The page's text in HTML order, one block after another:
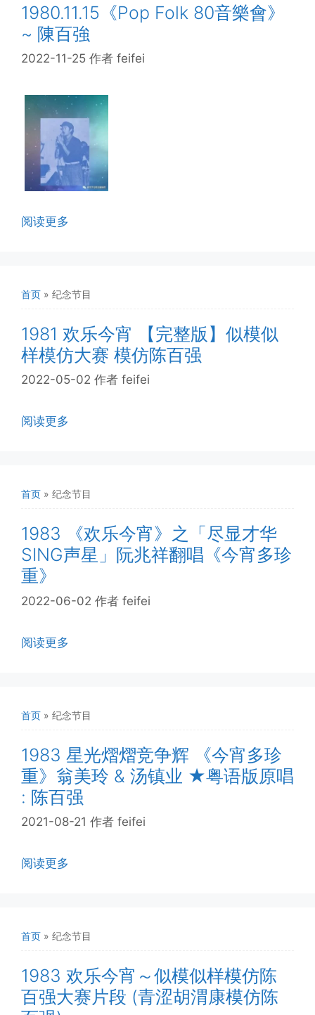
1980.11.15《Pop Folk 80音樂會》
~ 陳百強
2022-11-25 作者 feifei
阅读更多
首页 » 纪念节目
1981 欢乐今宵 【完整版】似模似
样模仿大赛 模仿陈百强
2022-05-02 作者 feifei
阅读更多
首页 » 纪念节目
1983 《欢乐今宵》之「尽显才华
SING声星」阮兆祥翻唱《今宵多珍
重》
2022-06-02 作者 feifei
阅读更多
首页 » 纪念节目
1983 星光熠熠竞争辉 《今宵多珍
重》翁美玲 & 汤镇业 ★粤语版原唱
: 陈百强
2021-08-21 作者 feifei
阅读更多
首页 » 纪念节目
1983 欢乐今宵～似模似样模仿陈
百强大赛片段 (青涩胡渭康模仿陈